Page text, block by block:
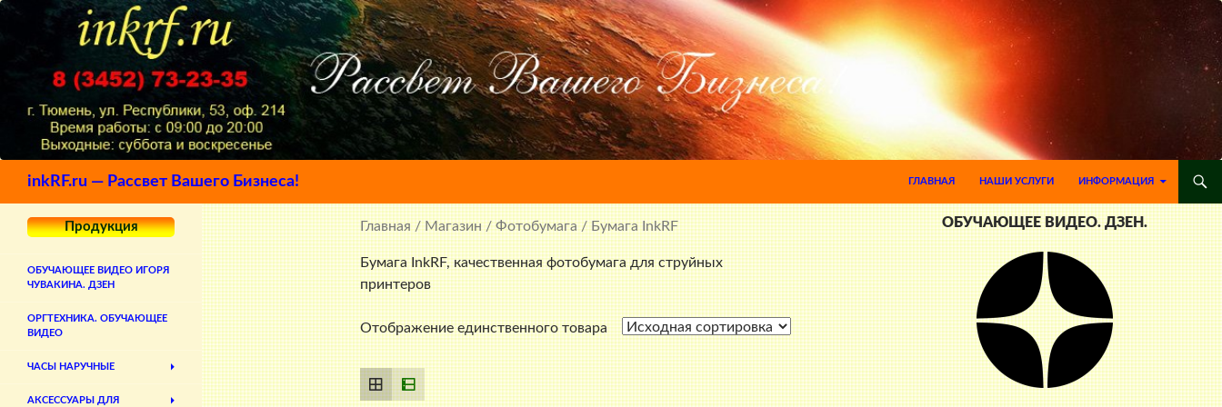
inkRF.ru — Рассвет Вашего Бизнеса!
ГЛАВНАЯ
НАШИ УСЛУГИ ИНФОРМАЦИЯ
Главная/Магазин/Фотобумага/ Бумага InkRF
Бумага InkRF, качественная фотобумага для струйных
принтеров
Отображение единственного товара
ОБУЧАЮЩЕЕ ВИДЕО. ДЗЕН.
Продукция
ОБУЧАЮЩЕЕ ВИДЕО ИГОРЯ
ЧУВАКИНА. ДЗЕН
ОРГТЕХНИКА. ОБУЧАЮЩЕЕ
ВИДЕО
ЧАСЫ НАРУЧНЫЕ
АКСЕССУАРЫ ДЛЯ